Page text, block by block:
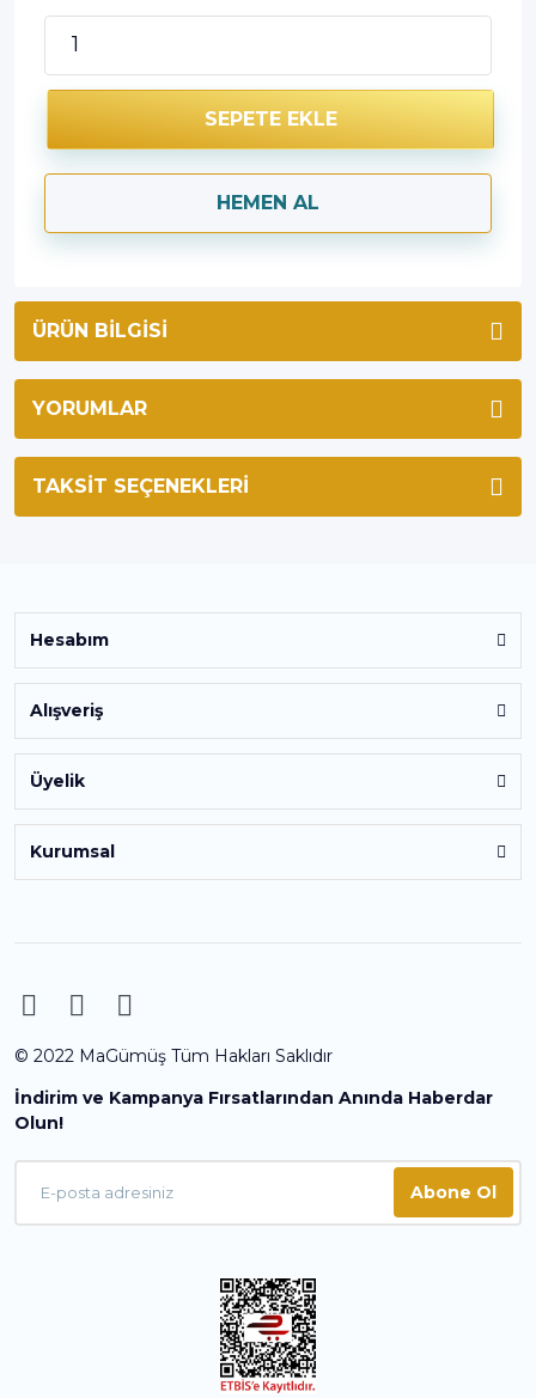
SEPETE EKLE
HEMEN AL
ÜRÜN BILGISI
YORUMLAR
TAKSIT SEÇENEKLERI
Hesabım
Alışveriş
Üyelik
Kurumsal
© 2022 MaGümüş Tüm Hakları Saklıdır
İndirim ve Kampanya Fırsatlarından Anında Haberdar
Olun!
Abone Ol